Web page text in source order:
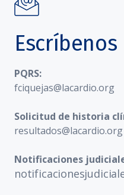
Escríbenos
PQRS:
fciquejas@lacardio.org
Solicitud de historia
resultados@lacardio.org
Notificaciones